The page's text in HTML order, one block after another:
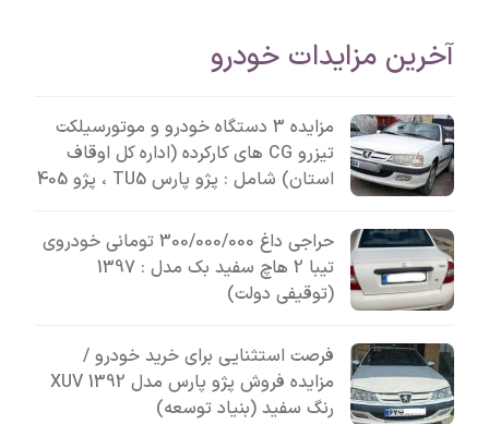
آخرین مزایدات خودرو
مزایده 3 دستگاه خودرو و موتورسیلکت
تیزرو CG های کارکرده (اداره کل اوقاف
استان) شامل : پژو پارس TU5 ، پژو 405
حراجی داغ 300/000/000 تومانی خودروی
تیبا 2 هاچ سفید بک مدل : 1397
(توقیفی دولت)
فرصت استثنایی برای خرید خودرو /
مزایده فروش پژو پارس مدل 1392 XUV
رنگ سفید (بنیاد توسعه)